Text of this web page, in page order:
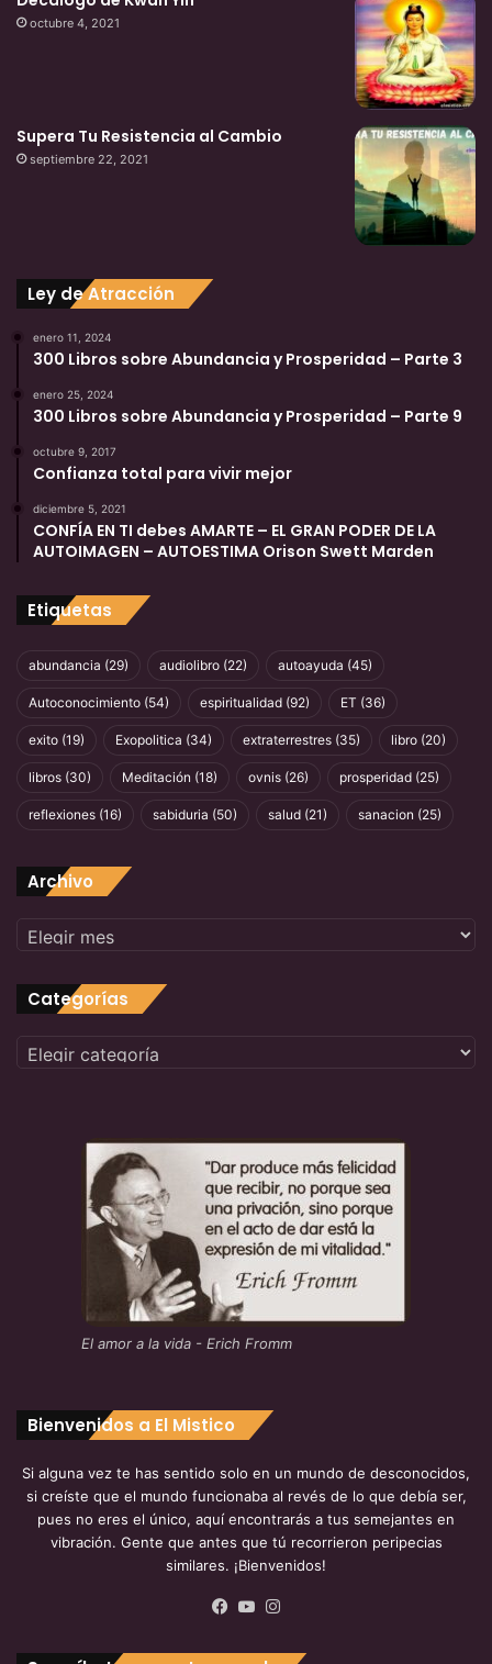
octubre 4, 2021
Supera Tu Resistencia al Cambio
septiembre 22, 2021
Ley de Atracción
enero 11, 2024
300 Libros sobre Abundancia y Prosperidad – Parte 3
enero 25, 2024
300 Libros sobre Abundancia y Prosperidad – Parte 9
octubre 9, 2017
Confianza total para vivir mejor
diciembre 5, 2021
CONFÍA EN TI debes AMARTE – EL GRAN PODER DE LA
AUTOIMAGEN – AUTOESTIMA Orison Swett Marden
Etiquetas
abundancia (29) audiolibro (22) autoayuda (45)
Autoconocimiento (54) espiritualidad (92) ET (36)
exito (19) Exopolitica (34) extraterrestres (35) libro (20)
libros (30) Meditación (18) ovnis (26) prosperidad (25)
reflexiones (16) sabiduria (50) salud (21) sanacion (25)
Archivo Archivo
Categorías
Categorías
El amor a la vida - Erich Fromm
Bienvenidos a El Mistico
Si alguna vez te has sentido solo en un mundo de desconocidos,
si creíste que el mundo funcionaba al revés de lo que debía ser,
pues no eres el único, aquí encontrarás a tus semejantes en
vibración. Gente que antes que tú recorrieron peripecias
similares. ¡Bienvenidos!
Facebook
YouTube